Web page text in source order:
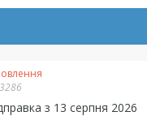
з 13 серпня 2026